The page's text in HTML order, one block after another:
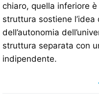
chiaro, quella inferiore
struttura sostiene
dell’autonomia
struttura separata con
indipendente.